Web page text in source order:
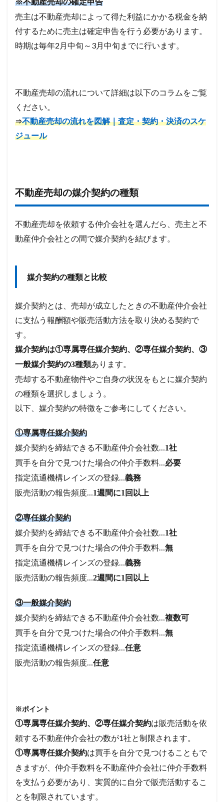
※不動産売却の確定申告
売主は不動産売却によって得た利益にかかる税金を納
付するために売主は確定申告を行う必要があります。
時期は毎年2月中旬～3月中旬までに行います。
不動産売却の流れについて詳細は以下のコラムをご覧
ください。
⇒不動産売却の流れを図解｜査定・契約・決済のスケ
ジュール
不動産売却の媒介契約の種類
不動産売却を依頼する仲介会社を選んだら、売主と不
動産仲介会社との間で媒介契約を結びます。
媒介契約の種類と比較
媒介契約とは、売却が成立したときの不動産仲介会社
に支払う報酬額や販売活動方法を取り決める契約で
す。
媒介契約は①専属専任媒介契約、②専任媒介契約、③
一般媒介契約の3種類あります。
売却する不動産物件やご自身の状況をもとに媒介契約
の種類を選択しましょう。
以下、媒介契約の特徴をご参考にしてください。
①専属専任媒介契約
媒介契約を締結できる不動産仲介会社数…1社
買手を自分で見つけた場合の仲介手数料…必要
指定流通機構レインズの登録…義務
販売活動の報告頻度…1週間に1回以上
②専任媒介契約
媒介契約を締結できる不動産仲介会社数…1社
買手を自分で見つけた場合の仲介手数料…無
指定流通機構レインズの登録…義務
販売活動の報告頻度…2週間に1回以上
③一般媒介契約
媒介契約を締結できる不動産仲介会社数…複数可
買手を自分で見つけた場合の仲介手数料…無
指定流通機構レインズの登録…任意
販売活動の報告頻度…任意
※ポイント
①専属専任媒介契約、②専任媒介契約は販売活動を依
頼する不動産仲介会社の数が1社と制限されます。
①専属専任媒介契約は買手を自分で見つけることもで
きますが、仲介手数料を不動産仲介会社に仲介手数料
を支払う必要があり、実質的に自分で販売活動するこ
とを制限されています。